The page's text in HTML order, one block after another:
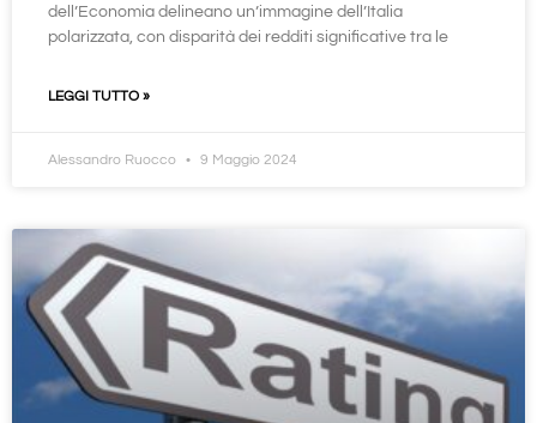
dell’Economia delineano un’immagine dell’Italia
polarizzata, con disparità dei redditi significative tra le
LEGGI TUTTO »
Alessandro Ruocco 9 Maggio 2024